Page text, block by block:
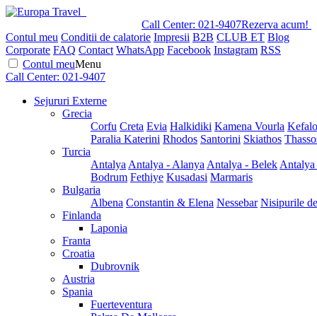
Call Center: 021-9407Rezerva acum!
Contul meu Conditii de calatorie Impresii B2B CLUB ET Blog
Corporate FAQ Contact WhatsApp Facebook Instagram RSS
Contul meuMenu
Call Center: 021-9407
Sejururi Externe
Grecia
Corfu Creta Evia Halkidiki Kamena Vourla
Paralia Katerini Rhodos Santorini Skiathos
Turcia
Antalya Antalya - Alanya Antalya - Belek
Bodrum Fethiye Kusadasi Marmaris
Bulgaria
Albena Constantin & Elena Nessebar Nisipurile
Finlanda
Laponia
Franta
Croatia
Dubrovnik
Austria
Spania
Fuerteventura